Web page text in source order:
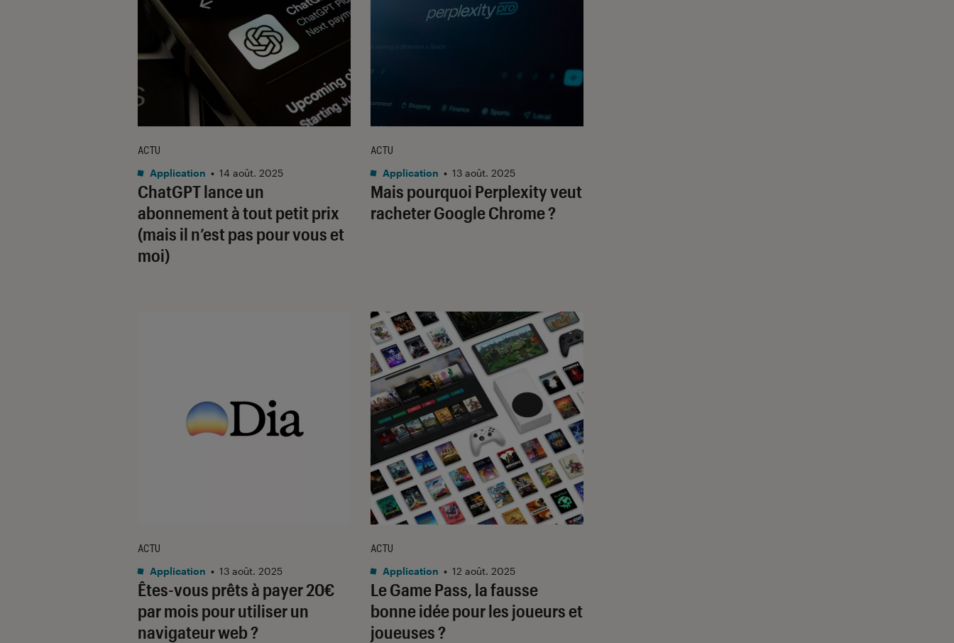
ChatGPT lance un
abonnement à tout petit prix
(mais il n’est pas pour vous et
moi)
ACTU
Application • 14 août. 2025
Mais pourquoi Perplexity veut
racheter Google Chrome ?
ACTU
Application • 13 août. 2025
Êtes-vous prêts à payer 20€
par mois pour utiliser un
navigateur web ?
ACTU
Application • 13 août. 2025
Le Game Pass, la fausse
bonne idée pour les joueurs et
joueuses ?
ACTU
Application • 12 août. 2025